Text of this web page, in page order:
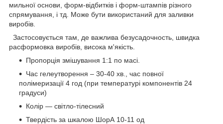
мильної основи, форм-відбитків і форм-штампів різного
спрямування, і тд. Може бути використаний для заливки
виробів.
Застосовується там, де важлива безусадочность, швидка
расформовка виробів, висока м'якість.
Пропорція змішування 1:1 по масі.
Час гелеутворення – 30-40 хв., час повної
полімеризації 4 год (при температурі компонентів 24
градуси)
Колір ― світло-тілесний
Твердість за шкалою ШорА 10-11 од